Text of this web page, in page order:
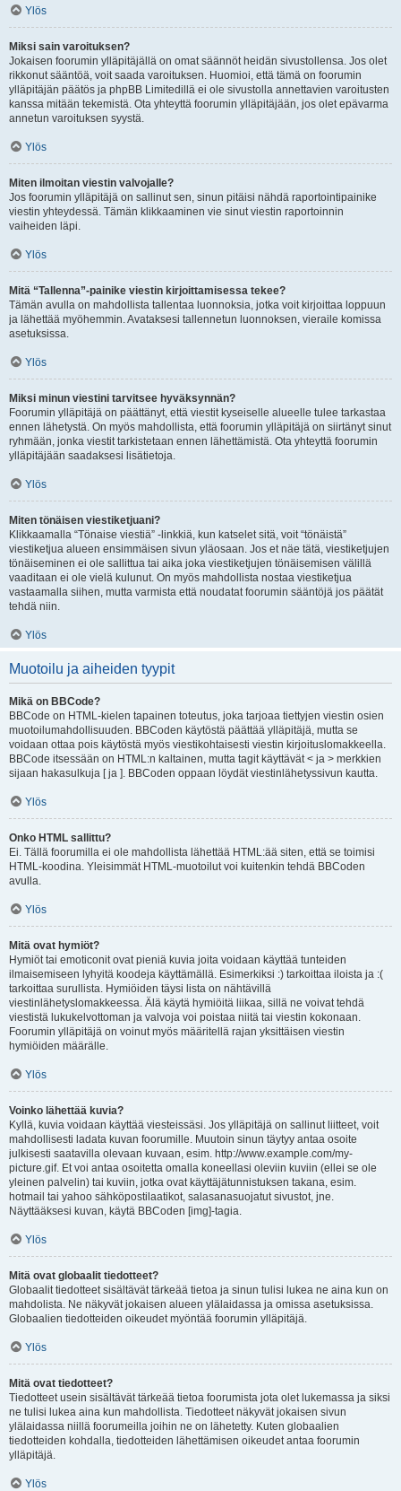
Ylös
Miksi sain varoituksen?
Jokaisen foorumin ylläpitäjällä on omat säännöt heidän sivustollensa. Jos olet
rikkonut sääntöä, voit saada varoituksen. Huomioi, että tämä on foorumin
ylläpitäjän päätös ja phpBB Limitedillä ei ole sivustolla annettavien varoitusten
kanssa mitään tekemistä. Ota yhteyttä foorumin ylläpitäjään, jos olet epävarma
annetun varoituksen syystä.
Ylös
Miten ilmoitan viestin valvojalle?
Jos foorumin ylläpitäjä on sallinut sen, sinun pitäisi nähdä raportointipainike
viestin yhteydessä. Tämän klikkaaminen vie sinut viestin raportoinnin
vaiheiden läpi.
Ylös
Mitä “Tallenna”-painike viestin kirjoittamisessa tekee?
Tämän avulla on mahdollista tallentaa luonnoksia, jotka voit kirjoittaa loppuun
ja lähettää myöhemmin. Avataksesi tallennetun luonnoksen, vieraile komissa
asetuksissa.
Ylös
Miksi minun viestini tarvitsee hyväksynnän?
Foorumin ylläpitäjä on päättänyt, että viestit kyseiselle alueelle tulee tarkastaa
ennen lähetystä. On myös mahdollista, että foorumin ylläpitäjä on siirtänyt sinut
ryhmään, jonka viestit tarkistetaan ennen lähettämistä. Ota yhteyttä foorumin
ylläpitäjään saadaksesi lisätietoja.
Ylös
Miten tönäisen viestiketjuani?
Klikkaamalla “Tönaise viestiä” -linkkiä, kun katselet sitä, voit “tönäistä”
viestiketjua alueen ensimmäisen sivun yläosaan. Jos et näe tätä, viestiketjujen
tönäiseminen ei ole sallittua tai aika joka viestiketjujen tönäisemisen välillä
vaaditaan ei ole vielä kulunut. On myös mahdollista nostaa viestiketjua
vastaamalla siihen, mutta varmista että noudatat foorumin sääntöjä jos päätät
tehdä niin.
Ylös
Muotoilu ja aiheiden tyypit
Mikä on BBCode?
BBCode on HTML-kielen tapainen toteutus, joka tarjoaa tiettyjen viestin osien
muotoilumahdollisuuden. BBCoden käytöstä päättää ylläpitäjä, mutta se
voidaan ottaa pois käytöstä myös viestikohtaisesti viestin kirjoituslomakkeella.
BBCode itsessään on HTML:n kaltainen, mutta tagit käyttävät < ja > merkkien
sijaan hakasulkuja [ ja ]. BBCoden oppaan löydät viestinlähetyssivun kautta.
Ylös
Onko HTML sallittu?
Ei. Tällä foorumilla ei ole mahdollista lähettää HTML:ää siten, että se toimisi
HTML-koodina. Yleisimmät HTML-muotoilut voi kuitenkin tehdä BBCoden
avulla.
Ylös
Mitä ovat hymiöt?
Hymiöt tai emoticonit ovat pieniä kuvia joita voidaan käyttää tunteiden
ilmaisemiseen lyhyitä koodeja käyttämällä. Esimerkiksi :) tarkoittaa iloista ja :(
tarkoittaa surullista. Hymiöiden täysi lista on nähtävillä
viestinlähetyslomakkeessa. Älä käytä hymiöitä liikaa, sillä ne voivat tehdä
viestistä lukukelvottoman ja valvoja voi poistaa niitä tai viestin kokonaan.
Foorumin ylläpitäjä on voinut myös määritellä rajan yksittäisen viestin
hymiöiden määrälle.
Ylös
Voinko lähettää kuvia?
Kyllä, kuvia voidaan käyttää viesteissäsi. Jos ylläpitäjä on sallinut liitteet, voit
mahdollisesti ladata kuvan foorumille. Muutoin sinun täytyy antaa osoite
julkisesti saatavilla olevaan kuvaan, esim. http://www.example.com/my-
picture.gif. Et voi antaa osoitetta omalla koneellasi oleviin kuviin (ellei se ole
yleinen palvelin) tai kuviin, jotka ovat käyttäjätunnistuksen takana, esim.
hotmail tai yahoo sähköpostilaatikot, salasanasuojatut sivustot, jne.
Näyttääksesi kuvan, käytä BBCoden [img]-tagia.
Ylös
Mitä ovat globaalit tiedotteet?
Globaalit tiedotteet sisältävät tärkeää tietoa ja sinun tulisi lukea ne aina kun on
mahdolista. Ne näkyvät jokaisen alueen ylälaidassa ja omissa asetuksissa.
Globaalien tiedotteiden oikeudet myöntää foorumin ylläpitäjä.
Ylös
Mitä ovat tiedotteet?
Tiedotteet usein sisältävät tärkeää tietoa foorumista jota olet lukemassa ja siksi
ne tulisi lukea aina kun mahdollista. Tiedotteet näkyvät jokaisen sivun
ylälaidassa niillä foorumeilla joihin ne on lähetetty. Kuten globaalien
tiedotteiden kohdalla, tiedotteiden lähettämisen oikeudet antaa foorumin
ylläpitäjä.
Ylös